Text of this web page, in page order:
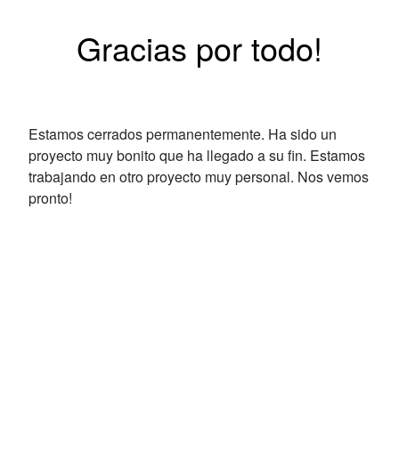
Gracias por todo!
Estamos cerrados permanentemente. Ha sido un
proyecto muy bonito que ha llegado a su fin. Estamos
trabajando en otro proyecto muy personal. Nos vemos
pronto!